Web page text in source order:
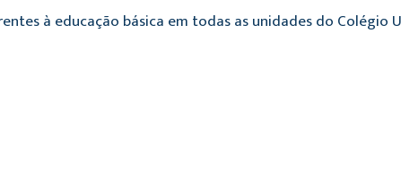
à educação básica em todas as unidades do Colégio